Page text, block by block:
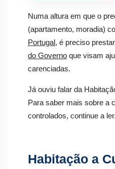
Numa altura em que o
(apartamento, moradia)
Portugal, é preciso
do Governo que visam
carenciadas.
Já ouviu falar da
Para saber mais sobre a
controlados, continue a ler.
Habitação a